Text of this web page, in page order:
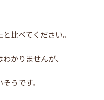
比べてください。
かりませんが、
うです。